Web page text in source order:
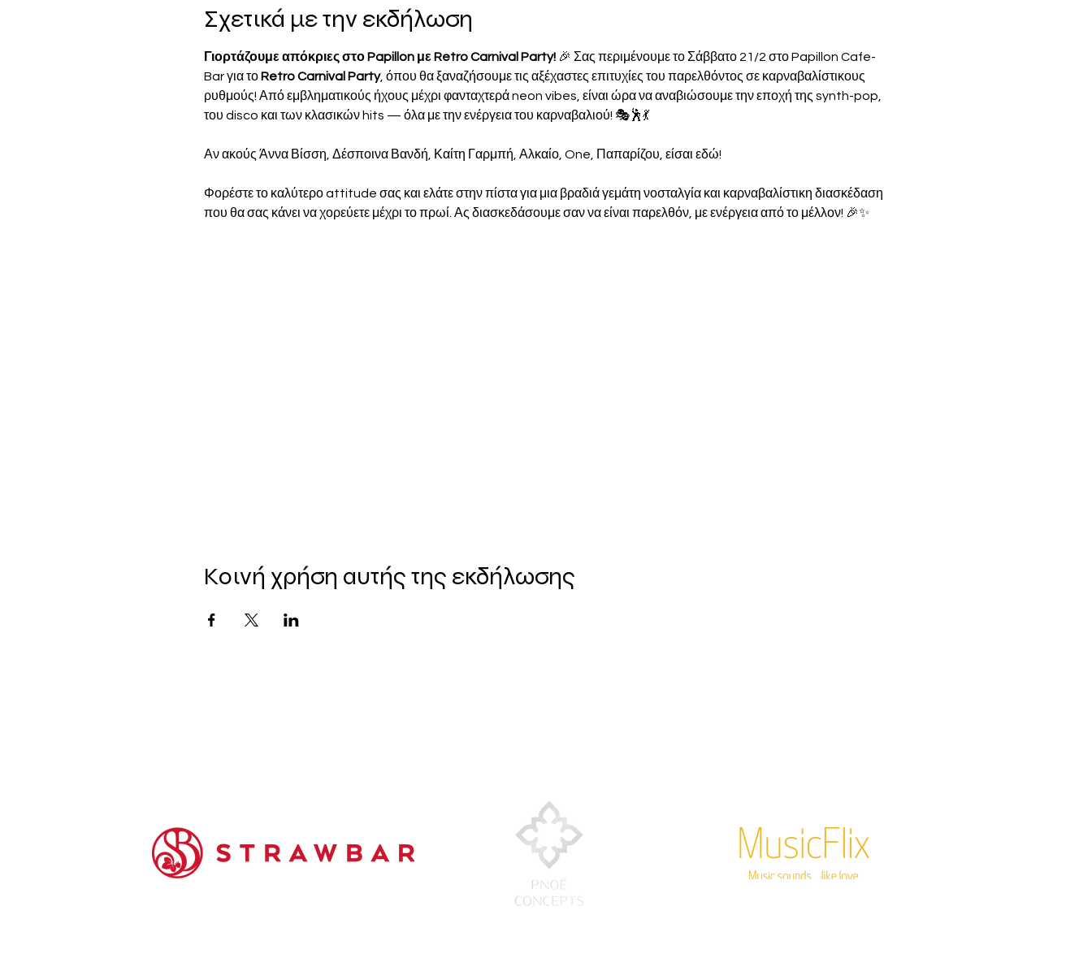
Σχετικά με την εκδήλωση
Γιορτάζουμε απόκριες στο Papillon με Retro Carnival Party! 🎉 Σας περιμένουμε το Σάββατο 21/2 στο Papillon Cafe-
Bar για το Retro Carnival Party, όπου θα ξαναζήσουμε τις αξέχαστες επιτυχίες του παρελθόντος σε καρναβαλίστικους
ρυθμούς! Από εμβληματικούς ήχους μέχρι φανταχτερά neon vibes, είναι ώρα να αναβιώσουμε την εποχή της synth-pop,
του disco και των κλασικών hits — όλα με την ενέργεια του καρναβαλιού! 🎭🕺💃
Αν ακούς Άννα Βίσση, Δέσποινα Βανδή, Καίτη Γαρμπή, Αλκαίο, One, Παπαρίζου, είσαι εδώ!
Φορέστε το καλύτερο attitude σας και ελάτε στην πίστα για μια βραδιά γεμάτη νοσταλγία και καρναβαλίστικη διασκέδαση
που θα σας κάνει να χορεύετε μέχρι το πρωί. Ας διασκεδάσουμε σαν να είναι παρελθόν, με ενέργεια από το μέλλον! 🎉✨
Κοινή χρήση αυτής της εκδήλωσης